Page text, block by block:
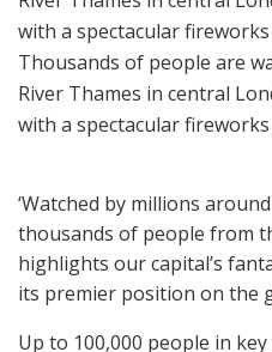
Thousands of people are
River Thames in central
with a spectacular
‘Watched by millions
thousands of people from
highlights our capital’s
its premier position on the
Up to 100,000 people in